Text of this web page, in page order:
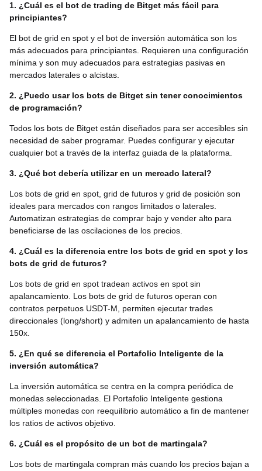
1. ¿Cuál es el bot de trading de Bitget más fácil para
principiantes?
El bot de grid en spot y el bot de inversión automática son los
más adecuados para principiantes. Requieren una configuración
mínima y son muy adecuados para estrategias pasivas en
mercados laterales o alcistas.
2. ¿Puedo usar los bots de Bitget sin tener conocimientos
de programación?
Todos los bots de Bitget están diseñados para ser accesibles sin
necesidad de saber programar. Puedes configurar y ejecutar
cualquier bot a través de la interfaz guiada de la plataforma.
3. ¿Qué bot debería utilizar en un mercado lateral?
Los bots de grid en spot, grid de futuros y grid de posición son
ideales para mercados con rangos limitados o laterales.
Automatizan estrategias de comprar bajo y vender alto para
beneficiarse de las oscilaciones de los precios.
4. ¿Cuál es la diferencia entre los bots de grid en spot y los
bots de grid de futuros?
Los bots de grid en spot tradean activos en spot sin
apalancamiento. Los bots de grid de futuros operan con
contratos perpetuos USDT-M, permiten ejecutar trades
direccionales (long/short) y admiten un apalancamiento de hasta
150x.
5. ¿En qué se diferencia el Portafolio Inteligente de la
inversión automática?
La inversión automática se centra en la compra periódica de
monedas seleccionadas. El Portafolio Inteligente gestiona
múltiples monedas con reequilibrio automático a fin de mantener
los ratios de activos objetivo.
6. ¿Cuál es el propósito de un bot de martingala?
Los bots de martingala compran más cuando los precios bajan a